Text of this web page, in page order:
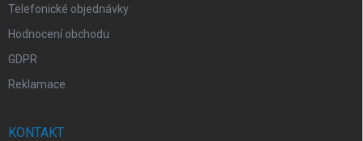
Telefonické objednávky
Hodnocení obchodu
GDPR
Reklamace
KONTAKT